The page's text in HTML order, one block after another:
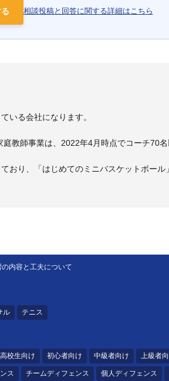
相談投稿と回答に関する詳細はこちら
いる会社になります。
教師事業は、2022年4月時点でコーチ70
おり、「はじめてのミニバスケットボール
ーチ
ドバイザリーコーチ
ーチ
チ
の内容と工夫について
ル テニス
高校生向け 初心者向け 中級者向け 上級者
ス チームディフェンス 個人ディフェンス